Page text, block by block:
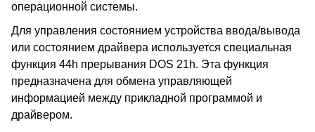
операционной системы.
Для управления состоянием устройства ввода/вывода
или состоянием драйвера используется специальная
функция 44h прерывания DOS 21h. Эта функция
предназначена для обмена управляющей
информацией между прикладной программой и
драйвером.